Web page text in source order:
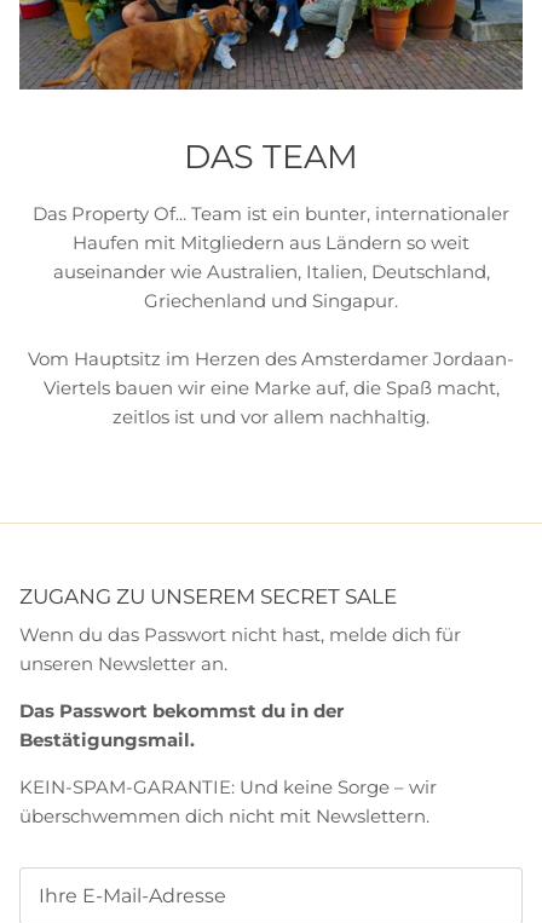
DAS TEAM
Das Property Of... Team ist ein bunter, internationaler
Haufen mit Mitgliedern aus Ländern so weit
auseinander wie Australien, Italien, Deutschland,
Griechenland und Singapur.
Vom Hauptsitz im Herzen des Amsterdamer Jordaan-
Viertels bauen wir eine Marke auf, die Spaß macht,
zeitlos ist und vor allem nachhaltig.
ZUGANG ZU UNSEREM SECRET SALE
Wenn du das Passwort nicht hast, melde dich für
unseren Newsletter an.
Das Passwort bekommst du in der
Bestätigungsmail.
KEIN-SPAM-GARANTIE: Und keine Sorge – wir
überschwemmen dich nicht mit Newslettern.